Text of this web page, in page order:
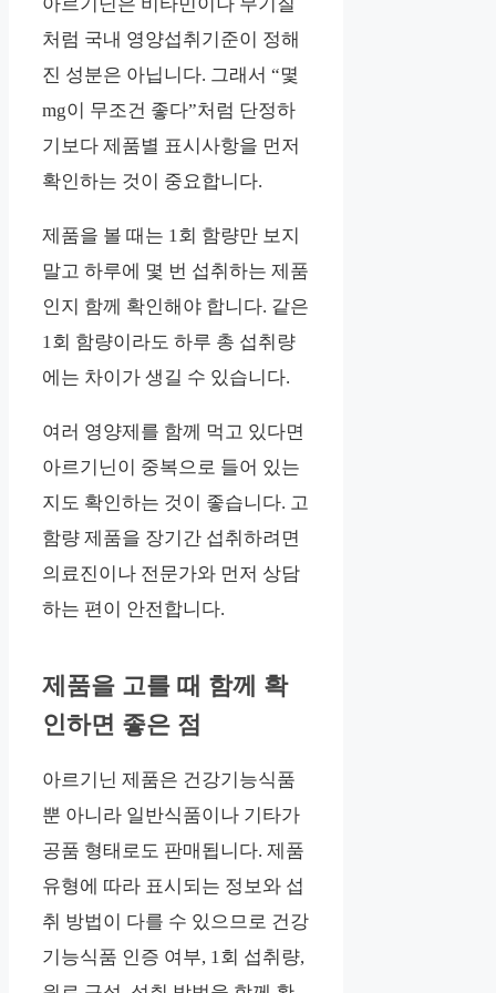
처럼 국내 영양섭취기준이 정해
진 성분은 아닙니다. 그래서 “몇
mg이 무조건 좋다”처럼 단정하
기보다 제품별 표시사항을 먼저
확인하는 것이 중요합니다.
제품을 볼 때는 1회 함량만 보지
말고 하루에 몇 번 섭취하는 제품
인지 함께 확인해야 합니다. 같은
1회 함량이라도 하루 총 섭취량
에는 차이가 생길 수 있습니다.
여러 영양제를 함께 먹고 있다면
아르기닌이 중복으로 들어 있는
지도 확인하는 것이 좋습니다. 고
함량 제품을 장기간 섭취하려면
의료진이나 전문가와 먼저 상담
하는 편이 안전합니다.
제품을 고를 때 함께 확
인하면 좋은 점
아르기닌 제품은 건강기능식품
뿐 아니라 일반식품이나 기타가
공품 형태로도 판매됩니다. 제품
유형에 따라 표시되는 정보와 섭
취 방법이 다를 수 있으므로 건강
기능식품 인증 여부, 1회 섭취량,